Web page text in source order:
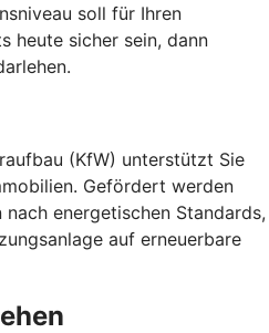
soll für Ihren
heute sicher sein, dann
(KfW) unterstützt Sie
Gefördert werden
energetischen Standards,
auf erneuerbare